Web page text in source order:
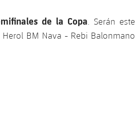
de la Copa . Serán este
BM Nava - Rebi Balonmano